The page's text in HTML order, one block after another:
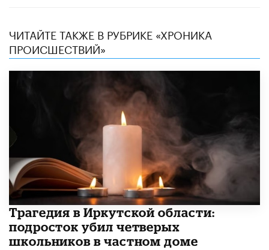
ЧИТАЙТЕ ТАКЖЕ В РУБРИКЕ «ХРОНИКА
ПРОИСШЕСТВИЙ»
Трагедия в Иркутской области:
подросток убил четверых
школьников в частном доме